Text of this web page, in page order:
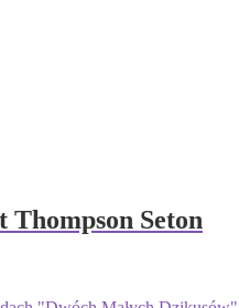
Thompson Seton